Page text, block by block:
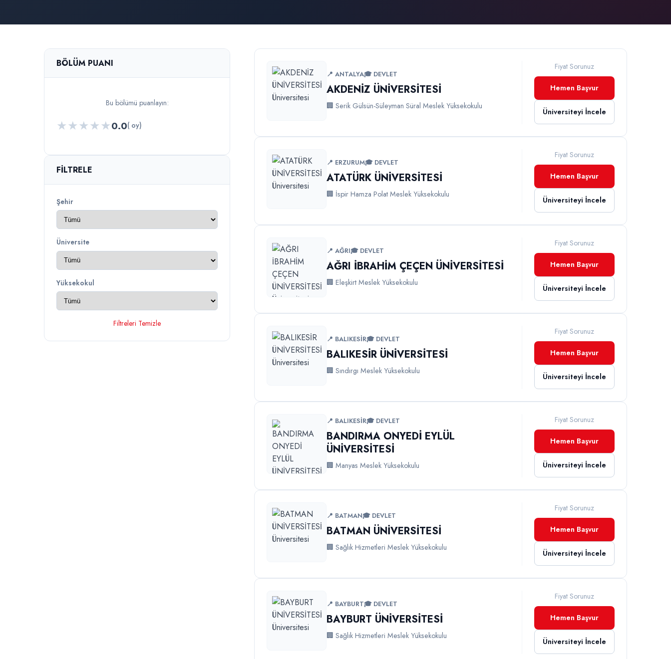
BÖLÜM PUANI
Bu bölümü puanlayın:
★★★★★0.0( oy)
FILTRELE
Şehir
Üniversite
Yüksekokul
Filtreleri Temizle
📍 ANTALYA🎓 DEVLET
AKDENİZ ÜNİVERSİTESİ
🏢 Serik Gülsün-Süleyman Süral Meslek Yüksekokulu
Fiyat Sorunuz
Hemen Başvur
Üniversiteyi İncele
📍 ERZURUM🎓 DEVLET
ATATÜRK ÜNİVERSİTESİ
🏢 İspir Hamza Polat Meslek Yüksekokulu
Fiyat Sorunuz
Hemen Başvur
Üniversiteyi İncele
📍 AĞRI🎓 DEVLET
AĞRI İBRAHİM ÇEÇEN ÜNİVERSİTESİ
🏢 Eleşkirt Meslek Yüksekokulu
Fiyat Sorunuz
Hemen Başvur
Üniversiteyi İncele
📍 BALIKESİR🎓 DEVLET
BALIKESİR ÜNİVERSİTESİ
🏢 Sındırgı Meslek Yüksekokulu
Fiyat Sorunuz
Hemen Başvur
Üniversiteyi İncele
📍 BALIKESİR🎓 DEVLET
BANDIRMA ONYEDİ EYLÜL
ÜNİVERSİTESİ
🏢 Manyas Meslek Yüksekokulu
Fiyat Sorunuz
Hemen Başvur
Üniversiteyi İncele
📍 BATMAN🎓 DEVLET
BATMAN ÜNİVERSİTESİ
🏢 Sağlık Hizmetleri Meslek Yüksekokulu
Fiyat Sorunuz
Hemen Başvur
Üniversiteyi İncele
📍 BAYBURT🎓 DEVLET
BAYBURT ÜNİVERSİTESİ
🏢 Sağlık Hizmetleri Meslek Yüksekokulu
Fiyat Sorunuz
Hemen Başvur
Üniversiteyi İncele